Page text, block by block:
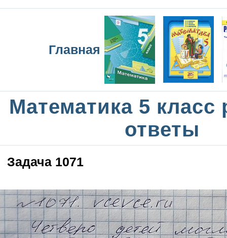
Главная
Математика 5 класс
ответы
Задача 1071